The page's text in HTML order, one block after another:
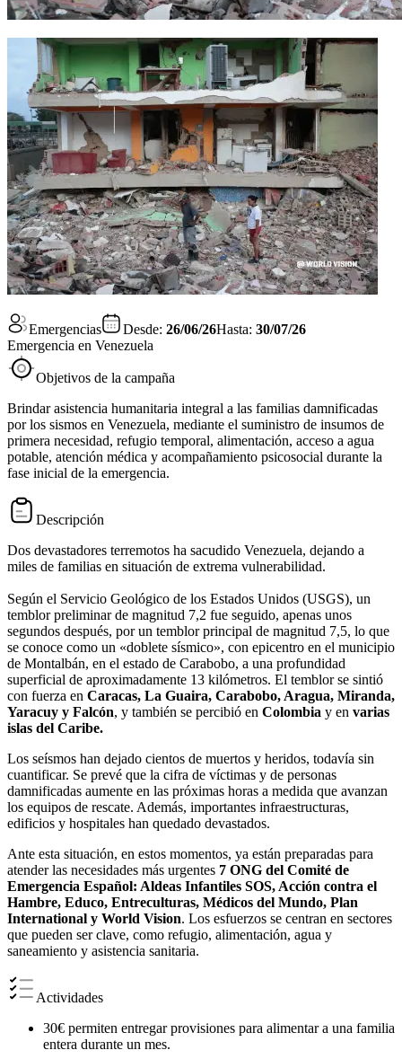
Emergencias Desde: 26/06/26Hasta: 30/07/26
Emergencia en Venezuela
Objetivos de la campaña
Brindar asistencia humanitaria integral a las familias damnificadas
por los sismos en Venezuela, mediante el suministro de insumos de
primera necesidad, refugio temporal, alimentación, acceso a agua
potable, atención médica y acompañamiento psicosocial durante la
fase inicial de la emergencia.
Descripción
Dos devastadores terremotos ha sacudido Venezuela, dejando a
miles de familias en situación de extrema vulnerabilidad.
Según el Servicio Geológico de los Estados Unidos (USGS), un
temblor preliminar de magnitud 7,2 fue seguido, apenas unos
segundos después, por un temblor principal de magnitud 7,5, lo que
se conoce como un «doblete sísmico», con epicentro en el municipio
de Montalbán, en el estado de Carabobo, a una profundidad
superficial de aproximadamente 13 kilómetros. El temblor se sintió
con fuerza en Caracas, La Guaira, Carabobo, Aragua, Miranda,
Yaracuy y Falcón, y también se percibió en Colombia y en varias
islas del Caribe.
Los seísmos han dejado cientos de muertos y heridos, todavía sin
cuantificar. Se prevé que la cifra de víctimas y de personas
damnificadas aumente en las próximas horas a medida que avanzan
los equipos de rescate. Además, importantes infraestructuras,
edificios y hospitales han quedado devastados.
Ante esta situación, en estos momentos, ya están preparadas para
atender las necesidades más urgentes 7 ONG del Comité de
Emergencia Español: Aldeas Infantiles SOS, Acción contra el
Hambre, Educo, Entreculturas, Médicos del Mundo, Plan
International y World Vision. Los esfuerzos se centran en sectores
que pueden ser clave, como refugio, alimentación, agua y
saneamiento y asistencia sanitaria.
Actividades
30€ permiten entregar provisiones para alimentar a una familia
entera durante un mes.